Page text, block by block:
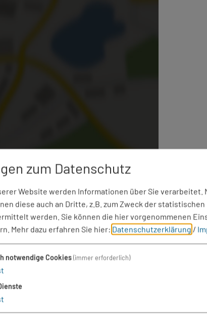
externe Inhalte laden?
zum Datenschutz
Website werden Informationen über Sie verarbeitet.
diese auch an Dritte, z.B. zum Zweck der statistischen
werden. Sie können die hier vorgenommenen
Mehr dazu erfahren Sie hier: Datenschutzerklärung /
notwendige Cookies(immer erforderlich)